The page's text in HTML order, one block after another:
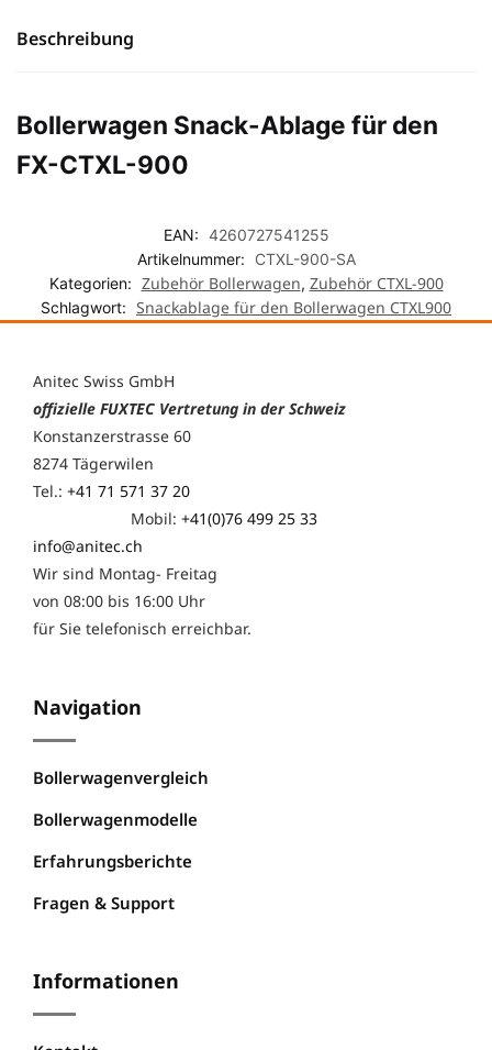
Beschreibung
Bollerwagen Snack-Ablage für den
FX-CTXL-900
EAN: 4260727541255
Artikelnummer:
CTXL-900-SA
Kategorien: Zubehör Bollerwagen, Zubehör CTXL-900
Schlagwort: Snackablage für den Bollerwagen CTXL900
Anitec Swiss GmbH
offizielle FUXTEC Vertretung in der Schweiz
Konstanzerstrasse 60
8274 Tägerwilen
Tel.: +41 71 571 37 20
Mobil: +41(0)76 499 25 33
info@anitec.ch
Wir sind Montag- Freitag
von 08:00 bis 16:00 Uhr
für Sie telefonisch erreichbar.
Navigation
Bollerwagenvergleich
Bollerwagenmodelle
Erfahrungsberichte
Fragen & Support
Informationen